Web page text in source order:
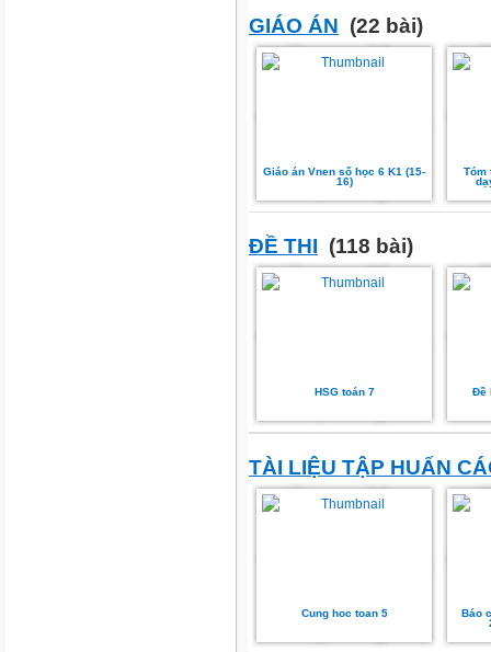
GIÁO ÁN (22 bài)
Giáo án Vnen số học 6 K1 (15-
16)
Tóm
ĐỀ THI (118 bài)
HSG toán 7 Đề
TÀI LIỆU TẬP HUẤN
Cung hoc toan 5
Báo